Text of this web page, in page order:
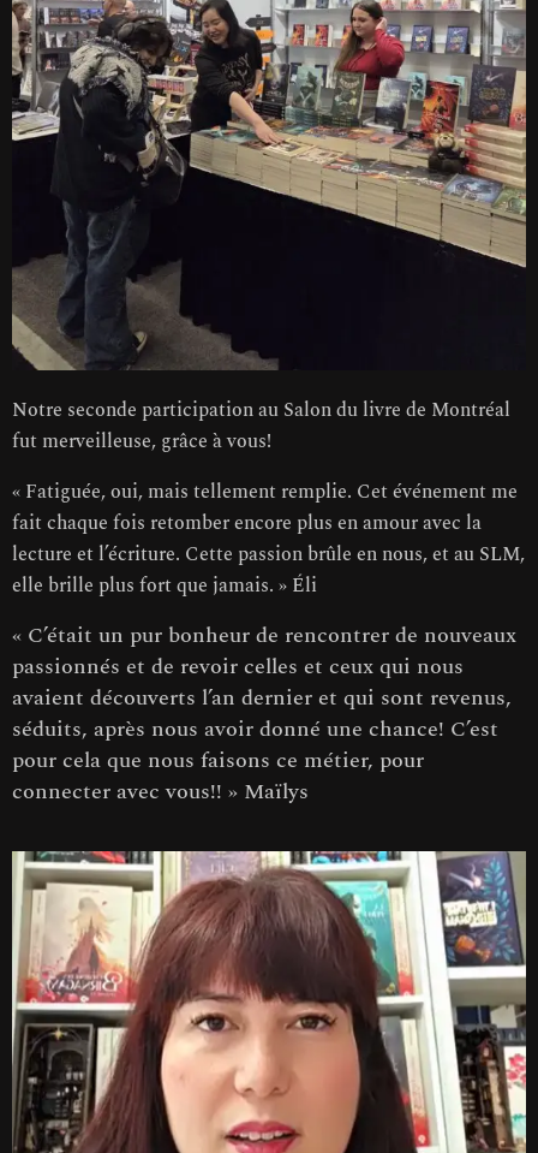
Notre seconde participation au Salon du livre de Montréal
fut merveilleuse, grâce à vous!
« Fatiguée, oui, mais tellement remplie. Cet événement me
fait chaque fois retomber encore plus en amour avec la
lecture et l’écriture. Cette passion brûle en nous, et au SLM,
elle brille plus fort que jamais. » Éli
« C’était un pur bonheur de rencontrer de nouveaux
passionnés et de revoir celles et ceux qui nous
avaient découverts l’an dernier et qui sont revenus,
séduits, après nous avoir donné une chance! C’est
pour cela que nous faisons ce métier, pour
connecter avec vous!! » Maïlys